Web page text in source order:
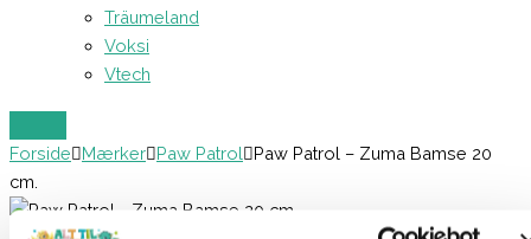
Träumeland
Voksi
Vtech
Forside Mærker Paw Patrol
Paw Patrol – Zuma Bamse 20
cm.